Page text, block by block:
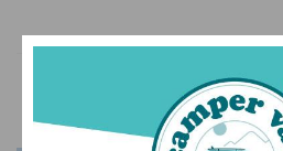
VOUS